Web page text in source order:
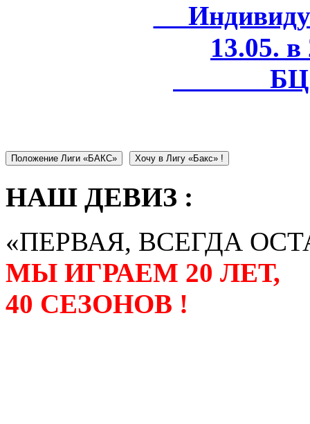
13.05.
БЦ
Положение Лиги «БАКС» Хочу в Лигу «Бакс» !
НАШ ДЕВИЗ :
«ПЕРВАЯ, ВСЕГДА
МЫ ИГРАЕМ 20 ЛЕТ,
40 СЕЗОНОВ !